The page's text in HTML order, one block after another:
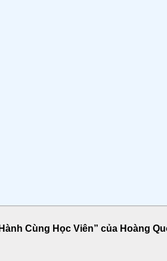
Cùng Học Viên” của Hoàng